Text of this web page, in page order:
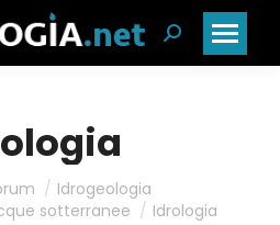
Cerca:
Idrogeologia
sotterranee
Idrologia